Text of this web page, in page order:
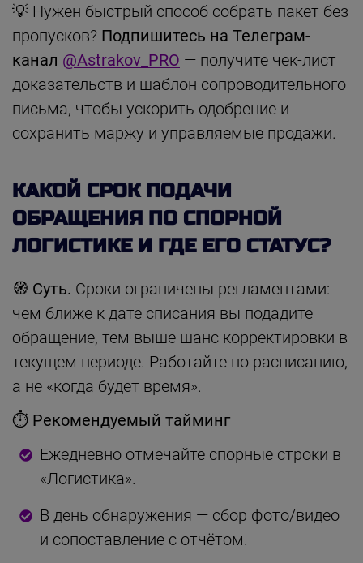
💡 Нужен быстрый способ собрать пакет без
пропусков? Подпишитесь на Телеграм-
канал @Astrakov_PRO — получите чек-лист
доказательств и шаблон сопроводительного
письма, чтобы ускорить одобрение и
сохранить маржу и управляемые продажи.
КАКОЙ СРОК ПОДАЧИ
ОБРАЩЕНИЯ ПО СПОРНОЙ
ЛОГИСТИКЕ И ГДЕ ЕГО СТАТУС?
🧭 Суть. Сроки ограничены регламентами:
чем ближе к дате списания вы подадите
обращение, тем выше шанс корректировки в
текущем периоде. Работайте по расписанию,
а не «когда будет время».
⏱ Рекомендуемый тайминг
Ежедневно отмечайте спорные строки в
«Логистика».
В день обнаружения — сбор фото/видео
и сопоставление с отчётом.